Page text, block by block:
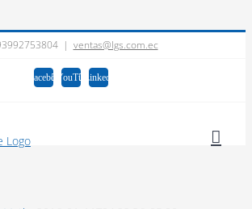
| ventas@lgs.com.ec
FacebookYouTubeLinkedIn